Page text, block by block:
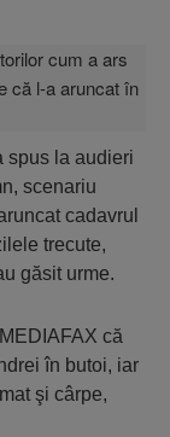
spus la audieri
scenariu
cadavrul
trecute,
găsit urme.
că
în butoi, iar
şi cârpe,